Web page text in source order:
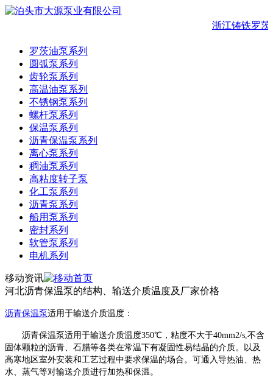
浙江铸铁罗茨
罗茨油泵系列
圆弧泵系列
齿轮泵系列
高温油泵系列
不锈钢泵系列
螺杆泵系列
保温泵系列
沥青保温泵系列
离心泵系列
稠油泵系列
高粘度转子泵
化工泵系列
沥青泵系列
船用泵系列
密封系列
软管泵系列
电机系列
移动资讯
河北沥青保温泵的结构、输送介质温度及厂家价格
沥青保温泵适用于输送介质温度 ：
沥青保温泵适用于输送介质温度350℃，粘度不大于40mm2/s,不含
固体颗粒的沥青、石腊等各类在常温下有凝固性易结晶的介质。以及
高寒地区室外安装和工艺过程中要求保温的场合。可通入导热油、热
水、蒸气等对输送介质进行加热和保温。